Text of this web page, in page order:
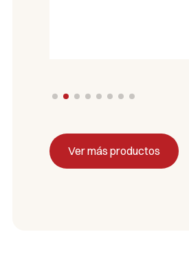
Ver más productos